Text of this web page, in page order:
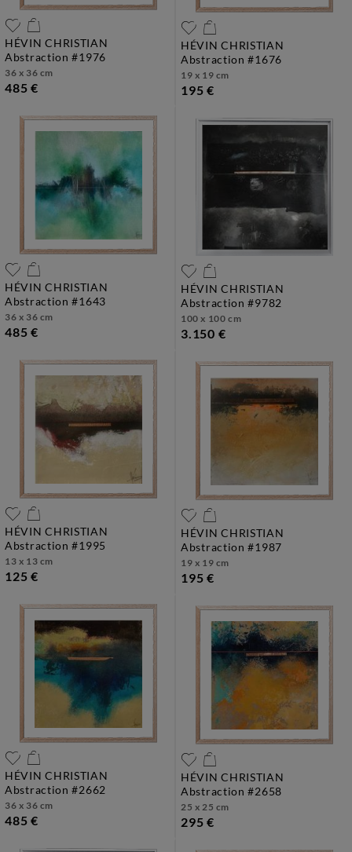
HÉVIN CHRISTIAN
abstraction #1976
36 x 36 cm
485 €
HÉVIN CHRISTIAN
abstraction #1676
19 x 19 cm
195 €
HÉVIN CHRISTIAN
abstraction #1643
36 x 36 cm
485 €
HÉVIN CHRISTIAN
abstraction #9782
100 x 100 cm
3.150 €
HÉVIN CHRISTIAN
abstraction #1995
13 x 13 cm
125 €
HÉVIN CHRISTIAN
abstraction #1987
19 x 19 cm
195 €
HÉVIN CHRISTIAN
abstraction #2662
36 x 36 cm
485 €
HÉVIN CHRISTIAN
abstraction #2658
25 x 25 cm
295 €